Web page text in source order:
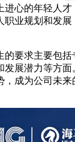
进心的年轻人
职业规划和发
的要求主要包
发展潜力等方
成为公司未来